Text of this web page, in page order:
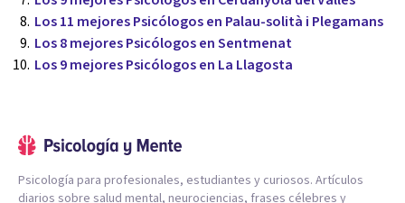
Los 11 mejores Psicólogos en Palau-solità i Plegamans
Los 8 mejores Psicólogos en Sentmenat
Los 9 mejores Psicólogos en La Llagosta
Psicología para profesionales, estudiantes y curiosos. Artículos
diarios sobre salud mental, neurociencias, frases célebres y